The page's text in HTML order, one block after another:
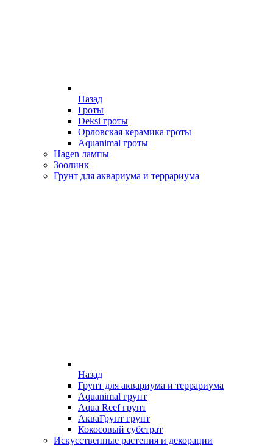
Назад
Гроты
Deksi гроты
Орловская керамика гроты
Aquanimal гроты
Hagen лампы
Зоолинк
Грунт для аквариума и террариума
Назад
Грунт для аквариума и террариума
Aquanimal грунт
Aqua Reef грунт
АкваГрунт грунт
Кокосовый субстрат
Искусственные растения и декорации